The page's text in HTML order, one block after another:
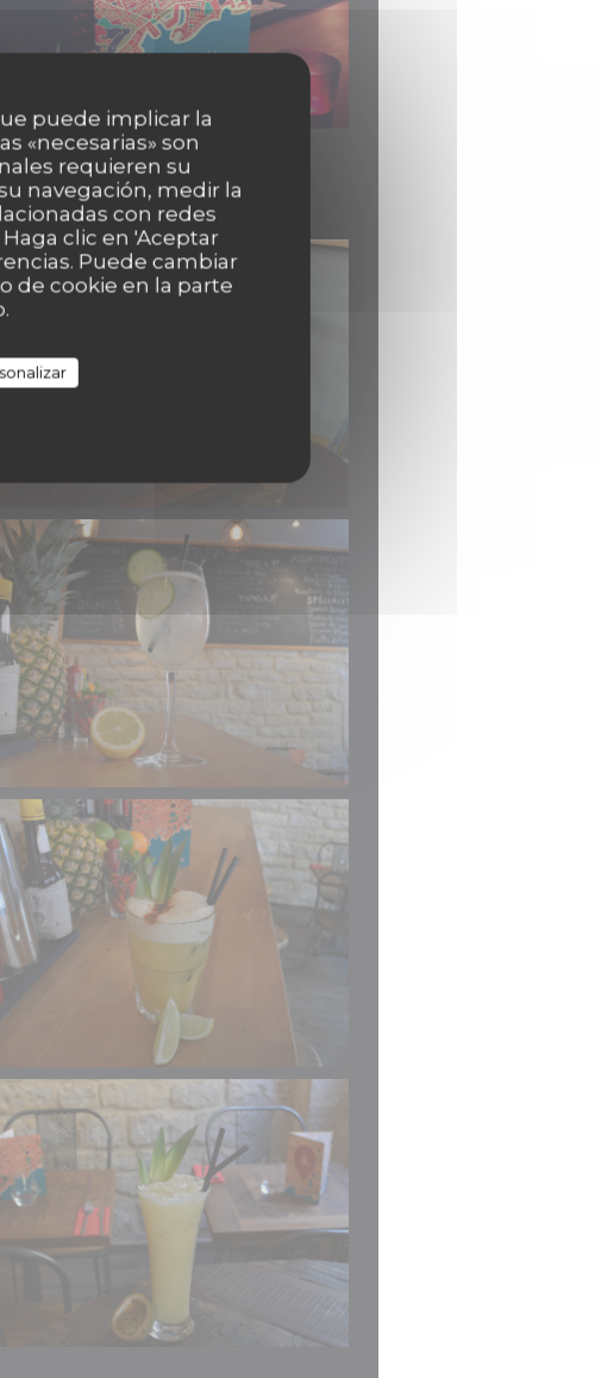
puede implicar la
«necesarias» son
requieren su
navegación, medir la
con redes
clic en 'Aceptar
Puede cambiar
de cookie en la parte